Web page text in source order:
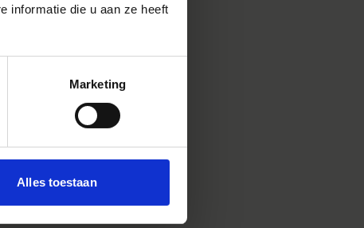
informatie die u aan ze heeft
Marketing
Alles toestaan